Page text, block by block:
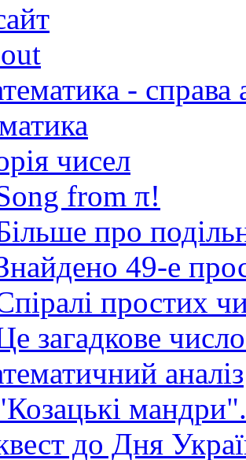
- справа
чисел
from π!
про
49-е
простих
загадкове
аналіз
до Дня